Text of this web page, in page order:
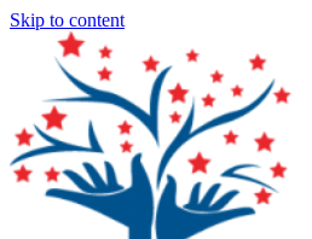
Skip to content